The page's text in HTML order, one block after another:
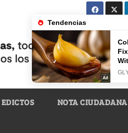
EDICTOS NOTA CIUDADANA